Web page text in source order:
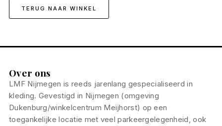
TERUG NAAR WINKEL
Over ons
LMF Nijmegen is reeds jarenlang gespecialiseerd in
kleding. Gevestigd in Nijmegen (omgeving
Dukenburg/winkelcentrum Meijhorst) op een
toegankelijke locatie met veel parkeergelegenheid, ook